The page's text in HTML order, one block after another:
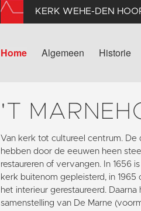
KERK WEHE-DEN
Home Algemeen Historie
'T
Van kerk tot cultureel centrum.
hebben door de eeuwen heen
restaureren of vervangen. In 1656
kerk buitenom gepleisterd, in 1965
het interieur gerestaureerd. Daarna
samenstelling van De Marne